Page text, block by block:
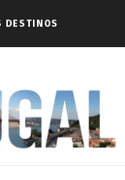
DESTINOS